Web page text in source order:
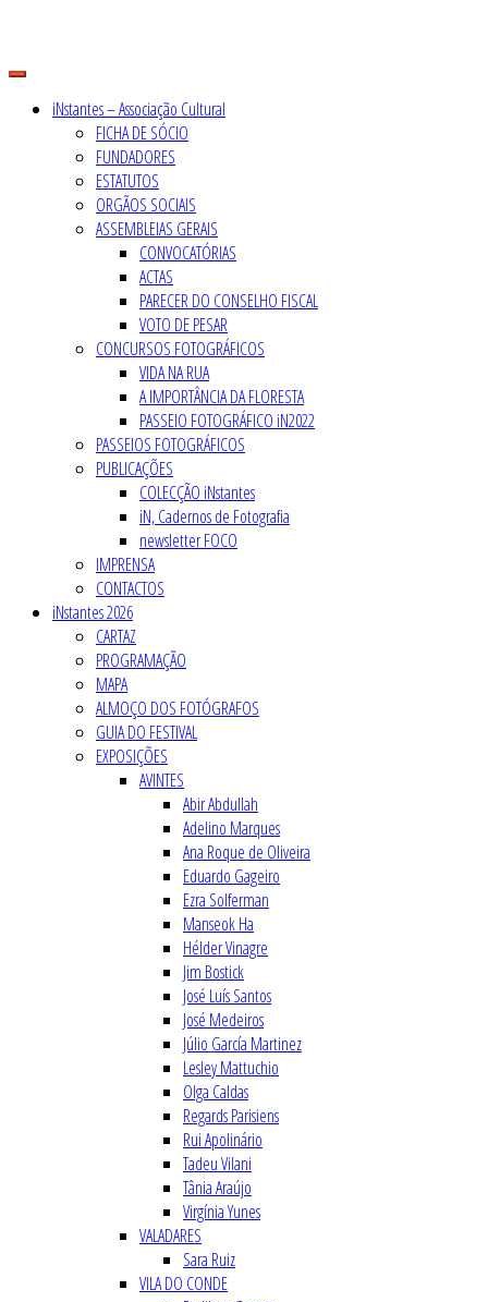
content
iNstantes – Associação Cultural
FICHA DE SÓCIO
FUNDADORES
ESTATUTOS
ORGÃOS SOCIAIS
ASSEMBLEIAS GERAIS
CONVOCATÓRIAS
ACTAS
PARECER DO CONSELHO FISCAL
VOTO DE PESAR
CONCURSOS FOTOGRÁFICOS
VIDA NA RUA
A IMPORTÂNCIA DA FLORESTA
PASSEIO FOTOGRÁFICO iN2022
PASSEIOS FOTOGRÁFICOS
PUBLICAÇÕES
COLECÇÃO iNstantes
iN, Cadernos de Fotografia
newsletter FOCO
IMPRENSA
CONTACTOS
iNstantes 2026
CARTAZ
PROGRAMAÇÃO
MAPA
ALMOÇO DOS FOTÓGRAFOS
GUIA DO FESTIVAL
EXPOSIÇÕES
AVINTES
Abir Abdullah
Adelino Marques
Ana Roque de Oliveira
Eduardo Gageiro
Ezra Solferman
Manseok Ha
Hélder Vinagre
Jim Bostick
José Luís Santos
José Medeiros
Júlio García Martinez
Lesley Mattuchio
Olga Caldas
Regards Parisiens
Rui Apolinário
Tadeu Vilani
Tânia Araújo
Virgínia Yunes
VALADARES
Sara Ruiz
VILA DO CONDE